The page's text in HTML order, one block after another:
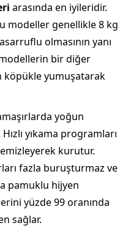
arasında en iyileridir.
modeller genellikle 8 kg
olmasının yanı
modellerin bir diğer
köpükle yumuşatarak
yoğun
yıkama programları
kurutur.
fazla buruşturmaz ve
pamuklu hijyen
yüzde 99 oranında
sağlar.